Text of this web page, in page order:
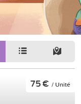
75 € / Unité